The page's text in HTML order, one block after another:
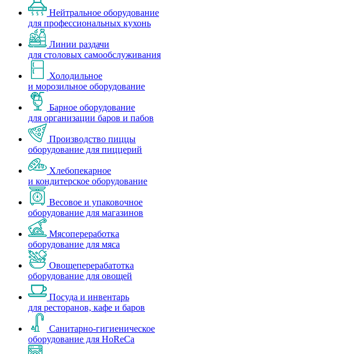
Нейтральное оборудование
для профессиональных кухонь
Линии раздачи
для столовых самообслуживания
Холодильное
и морозильное оборудование
Барное оборудование
для организации баров и пабов
Производство пиццы
оборудование для пиццерий
Хлебопекарное
и кондитерское оборудование
Весовое и упаковочное
оборудование для магазинов
Мясопереработка
оборудование для мяса
Овощеперерабатотка
оборудование для овощей
Посуда и инвентарь
для ресторанов, кафе и баров
Санитарно-гигиеническое
оборудование для HoReCa